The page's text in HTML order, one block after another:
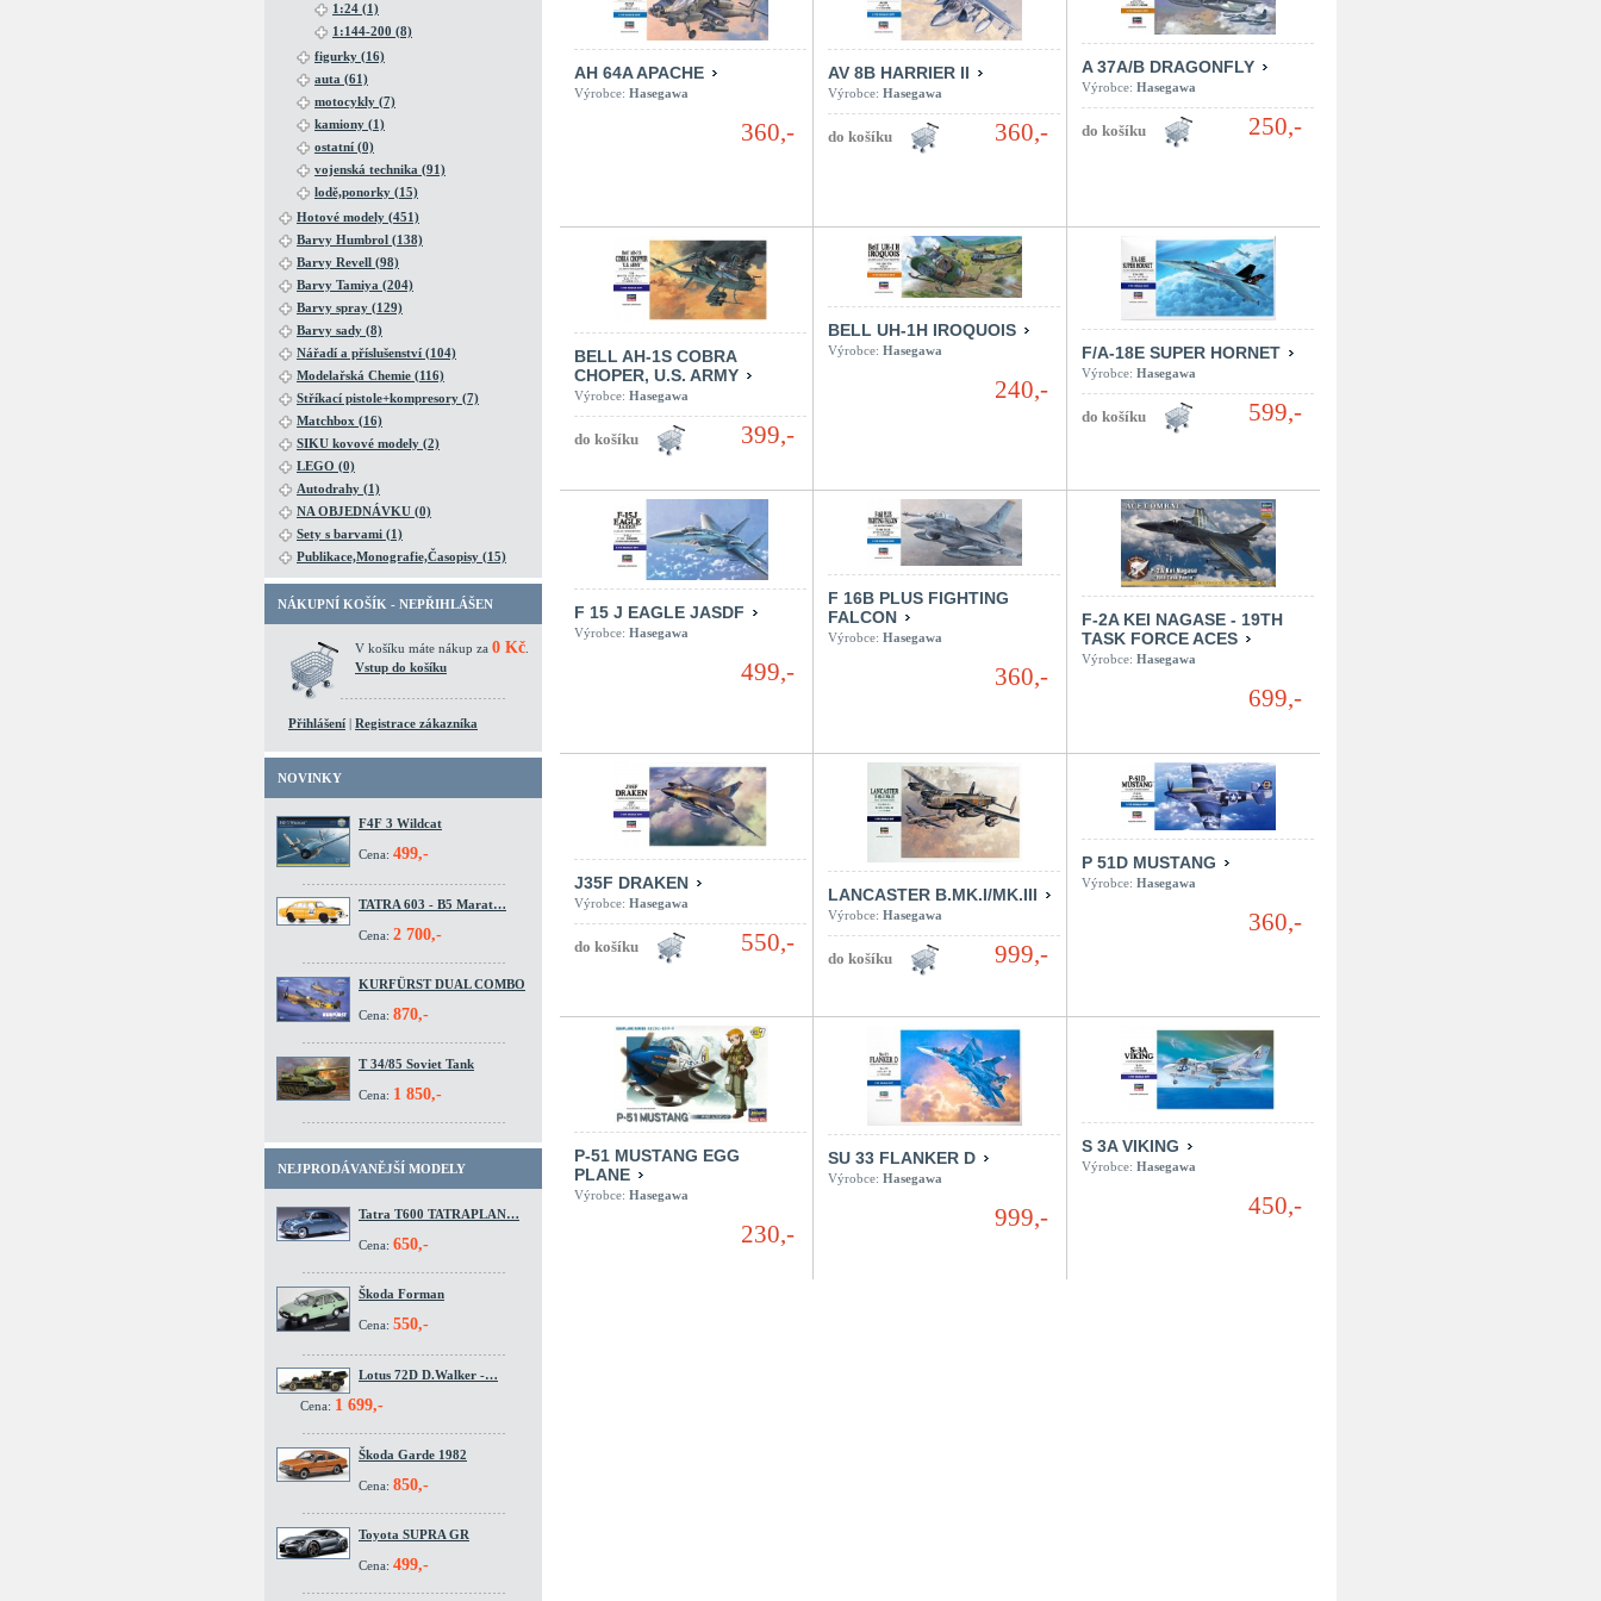
1:24 (1)
1:144-200 (8)
figurky (16)
auta (61)
motocykly (7)
kamiony (1)
ostatní (0)
vojenská technika (91)
lodě,ponorky (15)
Hotové modely (451)
Barvy Humbrol (138)
Barvy Revell (98)
Barvy Tamiya (204)
Barvy spray (129)
Barvy sady (8)
Nářadí a příslušenství (104)
Modelařská Chemie (116)
Stříkací pistole+kompresory (7)
Matchbox (16)
SIKU kovové modely (2)
LEGO (0)
Autodrahy (1)
NA OBJEDNÁVKU (0)
Sety s barvami (1)
Publikace,Monografie,Časopisy (15)
NÁKUPNÍ KOŠÍK - NEPŘIHLÁŠEN
V košíku máte nákup za 0 Kč
Vstup do košíku
Přihlášení | Registrace zákazníka
NOVINKY
F4F 3 Wildcat
Cena: 499,-
TATRA 603 - B5 Marat…
Cena: 2 700,-
KURFÜRST DUAL COMBO
Cena: 870,-
T 34/85 Soviet Tank
Cena: 1 850,-
NEJPRODÁVANĚJŠÍ MODELY
Tatra T600 TATRAPLAN…
Cena: 650,-
Škoda Forman
Cena: 550,-
Lotus 72D D.Walker -…
Cena: 1 699,-
Škoda Garde 1982
Cena: 850,-
Toyota SUPRA GR
Cena: 499,-
AH 64A APACHE
Výrobce: Hasegawa
360,-
AV 8B HARRIER II
Výrobce: Hasegawa
360,-
A 37A/B DRAGONFLY
Výrobce: Hasegawa
250,-
BELL AH-1S COBRA
CHOPER, U.S. ARMY
Výrobce: Hasegawa
399,-
BELL UH-1H IROQUOIS
Výrobce: Hasegawa
240,-
F/A-18E SUPER HORNET
Výrobce: Hasegawa
599,-
F 15 J EAGLE JASDF
Výrobce: Hasegawa
499,-
F 16B PLUS FIGHTING
FALCON
Výrobce: Hasegawa
360,-
F-2A KEI NAGASE - 19TH
TASK FORCE ACES
Výrobce: Hasegawa
699,-
J35F DRAKEN
Výrobce: Hasegawa
550,-
LANCASTER B.MK.I/MK.III
Výrobce: Hasegawa
999,-
P 51D MUSTANG
Výrobce: Hasegawa
360,-
P-51 MUSTANG EGG
PLANE
Výrobce: Hasegawa
230,-
SU 33 FLANKER D
Výrobce: Hasegawa
999,-
S 3A VIKING
Výrobce: Hasegawa
450,-